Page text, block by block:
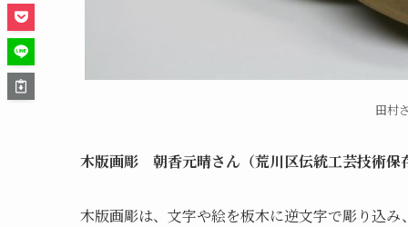
田村
木版画彫 朝香元晴さん（荒川区伝統工芸技術保
木版画彫は、文字や絵を板木に逆文字で彫り込